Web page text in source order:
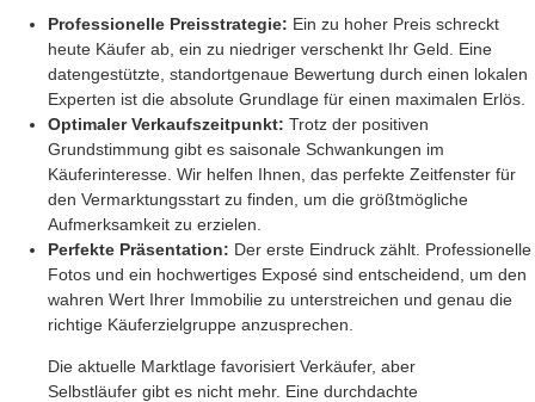
Professionelle Preisstrategie: Ein zu hoher Preis schreckt
heute Käufer ab, ein zu niedriger verschenkt Ihr Geld. Eine
datengestützte, standortgenaue Bewertung durch einen lokalen
Experten ist die absolute Grundlage für einen maximalen Erlös.
Optimaler Verkaufszeitpunkt: Trotz der positiven
Grundstimmung gibt es saisonale Schwankungen im
Käuferinteresse. Wir helfen Ihnen, das perfekte Zeitfenster für
den Vermarktungsstart zu finden, um die größtmögliche
Aufmerksamkeit zu erzielen.
Perfekte Präsentation: Der erste Eindruck zählt. Professionelle
Fotos und ein hochwertiges Exposé sind entscheidend, um den
wahren Wert Ihrer Immobilie zu unterstreichen und genau die
richtige Käuferzielgruppe anzusprechen.
Die aktuelle Marktlage favorisiert Verkäufer, aber
Selbstläufer gibt es nicht mehr. Eine durchdachte